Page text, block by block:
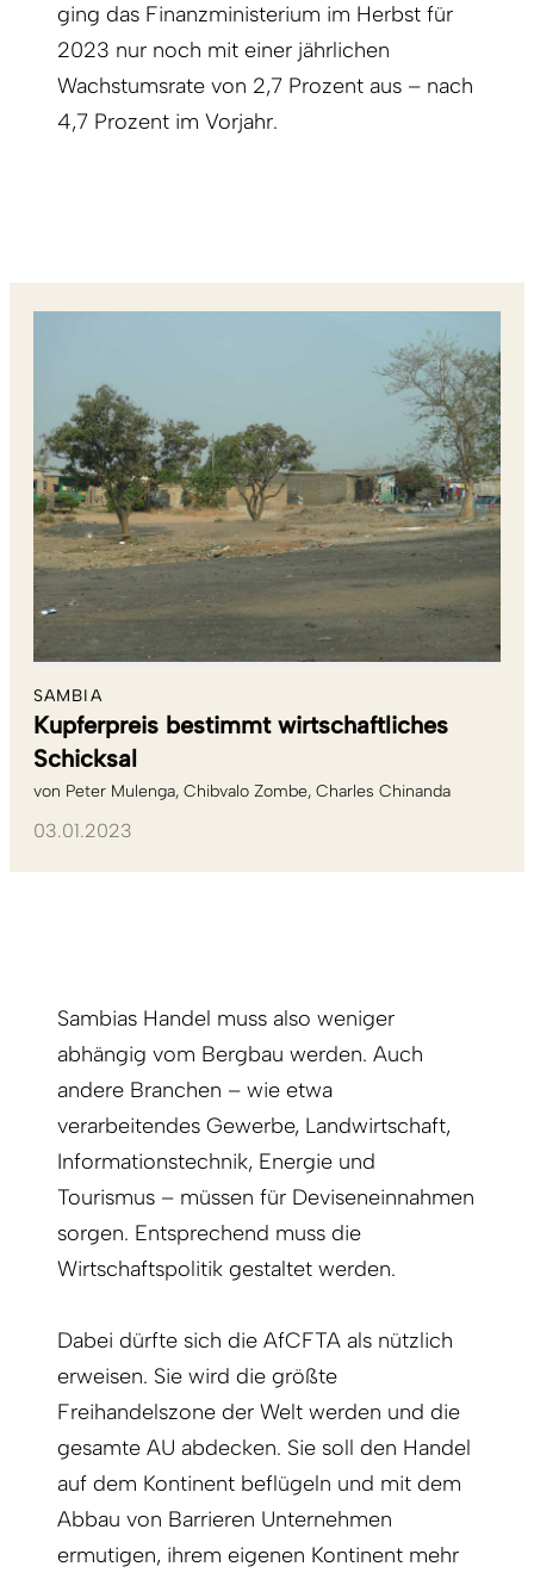
ging das Finanzministerium im Herbst für
2023 nur noch mit einer jährlichen
Wachstumsrate von 2,7 Prozent aus – nach
4,7 Prozent im Vorjahr.
SAMBIA
Kupferpreis bestimmt wirtschaftliches
Schicksal
von Peter Mulenga Chibvalo Zombe Charles Chinanda
03.01.2023
Sambias Handel muss also weniger
abhängig vom Bergbau werden. Auch
andere Branchen – wie etwa
verarbeitendes Gewerbe, Landwirtschaft,
Informationstechnik, Energie und
Tourismus – müssen für Deviseneinnahmen
sorgen. Entsprechend muss die
Wirtschaftspolitik gestaltet werden.
Dabei dürfte sich die AfCFTA als nützlich
erweisen. Sie wird die größte
Freihandelszone der Welt werden und die
gesamte AU abdecken. Sie soll den Handel
auf dem Kontinent beflügeln und mit dem
Abbau von Barrieren Unternehmen
ermutigen, ihrem eigenen Kontinent mehr